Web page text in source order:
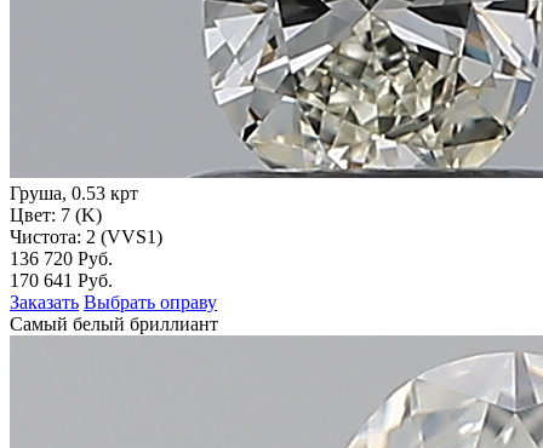
Груша, 0.53 крт
Цвет: 7 (K)
Чистота: 2 (VVS1)
136 720 Руб.
170 641 Руб.
Заказать Выбрать оправу
Самый белый бриллиант